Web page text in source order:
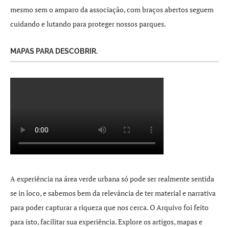
mesmo sem o amparo da associação, com braços abertos seguem
cuidando e lutando para proteger nossos parques.
MAPAS PARA DESCOBRIR.
A experiência na área verde urbana só pode ser realmente sentida
se in loco, e sabemos bem da relevância de ter material e narrativa
para poder capturar a riqueza que nos cerca. O Arquivo foi feito
para isto, facilitar sua experiência. Explore os artigos, mapas e